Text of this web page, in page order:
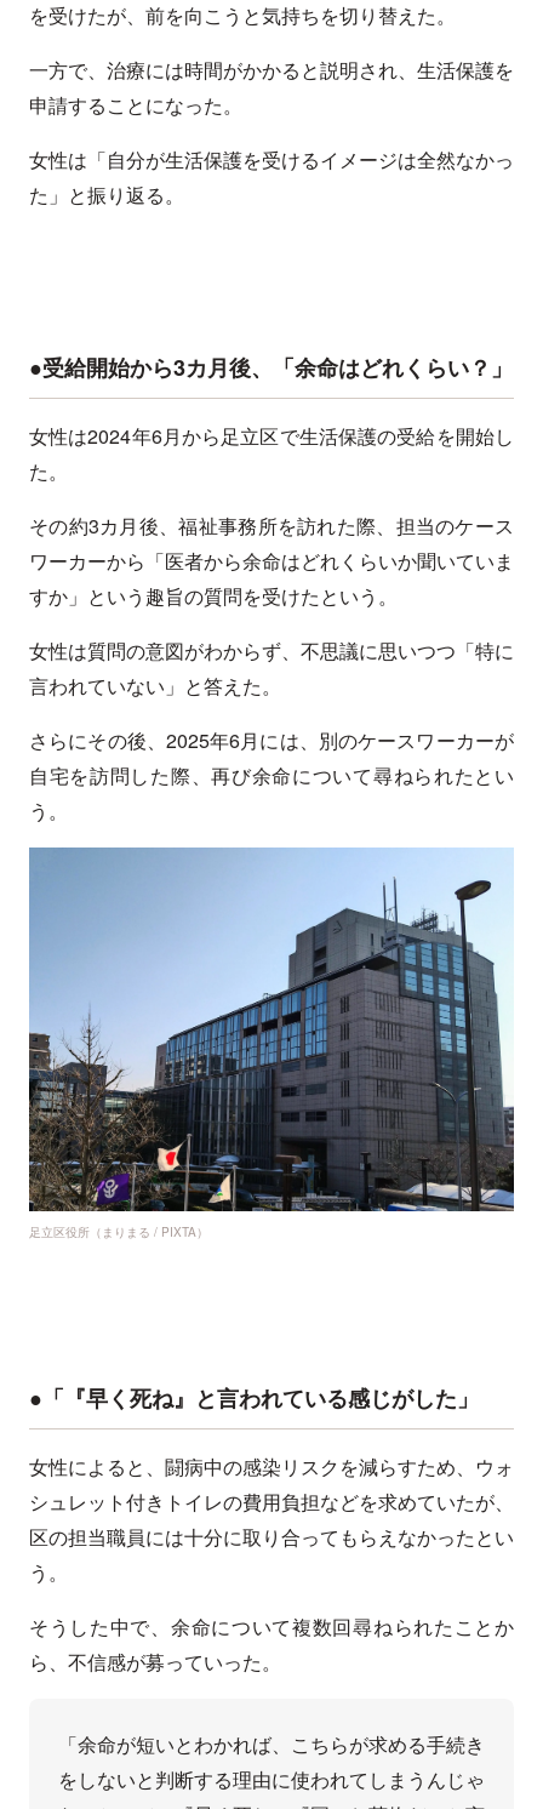
を受けたが、前を向こうと気持ちを切り替えた。
一方で、治療には時間がかかると説明され、生活保護を
申請することになった。
女性は「自分が生活保護を受けるイメージは全然なかっ
た」と振り返る。
●受給開始から3カ月後、「余命はどれくらい？」
女性は2024年6月から足立区で生活保護の受給を開始し
た。
その約3カ月後、福祉事務所を訪れた際、担当のケース
ワーカーから「医者から余命はどれくらいか聞いていま
すか」という趣旨の質問を受けたという。
女性は質問の意図がわからず、不思議に思いつつ「特に
言われていない」と答えた。
さらにその後、2025年6月には、別のケースワーカーが
自宅を訪問した際、再び余命について尋ねられたとい
う。
足立区役所（まりまる / PIXTA）
●「『早く死ね』と言われている感じがした」
女性によると、闘病中の感染リスクを減らすため、ウォ
シュレット付きトイレの費用負担などを求めていたが、
区の担当職員には十分に取り合ってもらえなかったとい
う。
そうした中で、余命について複数回尋ねられたことか
ら、不信感が募っていった。
「余命が短いとわかれば、こちらが求める手続き
をしないと判断する理由に使われてしまうんじゃ